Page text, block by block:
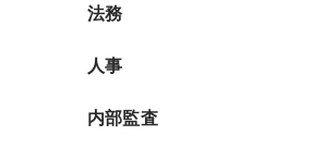
法務
人事
内部監査